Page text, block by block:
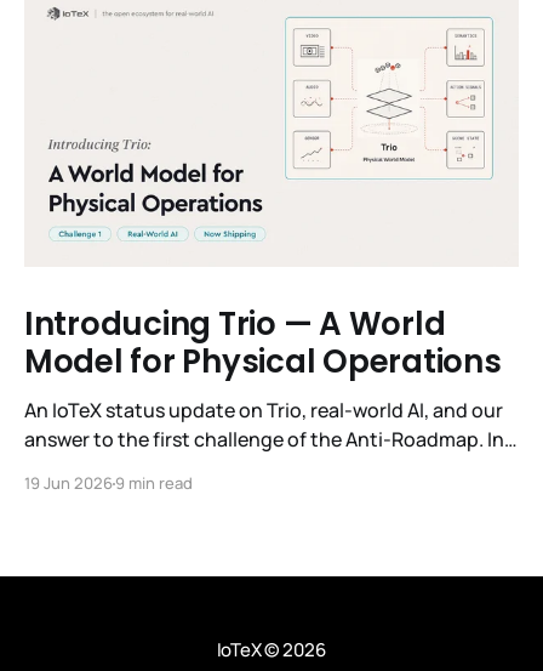
Introducing Trio — A World
Model for Physical Operations
An IoTeX status update on Trio, real-world AI, and our
answer to the first challenge of the Anti-Roadmap. In
three challenges instead of a timeline. Challenge 1 was
19 Jun 20269 min read
IoTeX© 2026